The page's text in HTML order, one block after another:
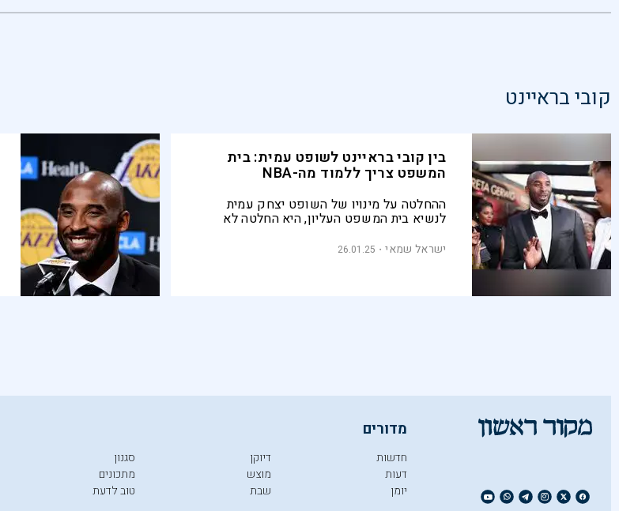
קובי בראיינט
בין קובי בראיינט לשופט עמית: בית
המשפט צריך ללמוד מה-NBA
ההחלטה על מינויו של השופט יצחק עמית
לנשיא בית המשפט העליון, היא החלטה לא
ובמרקם החברתי בישראל. איך כל זה מתקשר
ישראל שמאי 26.01.25
מדורים
חדשות
דעות
יומן
דיוקן
מוצש
שבת
סגנון
מתכונים
טוב לדעת